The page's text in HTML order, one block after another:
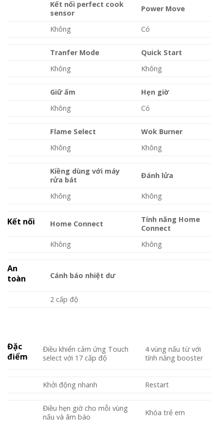
Kết nối perfect cook
sensor
Power Move
Không Có
Tranfer Mode
Quick Start
Không
Không
Giữ ấm
Hẹn giờ
Không
Có
Flame Select
Wok Burner
Không
Không
Kiềng dùng với máy
rửa bát
Đánh lửa
Không Không
Kết nối Home Connect
Tính năng Home
Connect
Không
Không
An
toàn
Cánh báo nhiệt dư
2 cấp độ
Đặc
điểm
Điều khiển cảm ứng Touch
select với 17 cấp độ
4 vùng nấu từ với
tính năng booster
Khởi động nhanh Restart
Điều hẹn giờ cho mỗi vùng
nấu và âm báo
Khóa trẻ em